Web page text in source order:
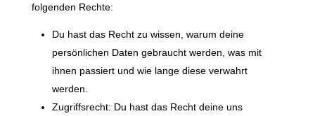
folgenden Rechte:
Du hast das Recht zu wissen, warum deine
persönlichen Daten gebraucht werden, was mit
ihnen passiert und wie lange diese verwahrt
werden.
Zugriffsrecht: Du hast das Recht deine uns